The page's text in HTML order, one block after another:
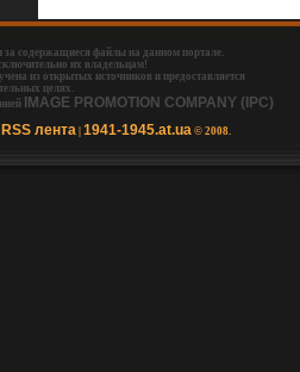
за содержащиеся файлы на данном портале.
их владельцам!
из открытых источников и предоставляется
целях.
IMAGE PROMOTION COMPANY (IPC)
RSS лента 1941-1945.at.ua © 2008.